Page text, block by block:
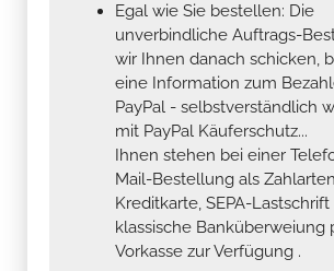
Egal wie Sie bestellen: Die
unverbindliche Auftrags-
wir Ihnen danach schicken,
eine Information zum
PayPal - selbstverständlich
mit PayPal Käuferschutz...
Ihnen stehen bei einer
Mail-Bestellung als
Kreditkarte, SEPA-
klassische Banküberweiung
Vorkasse zur Verfügung .